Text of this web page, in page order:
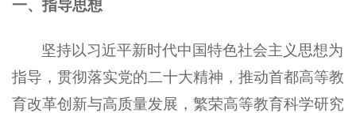
一、指导思想
坚持以习近平新时代中国特色社会主义思想为
指导，贯彻落实党的二十大精神，推动首都高等教
育改革创新与高质量发展，繁荣高等教育科学研究